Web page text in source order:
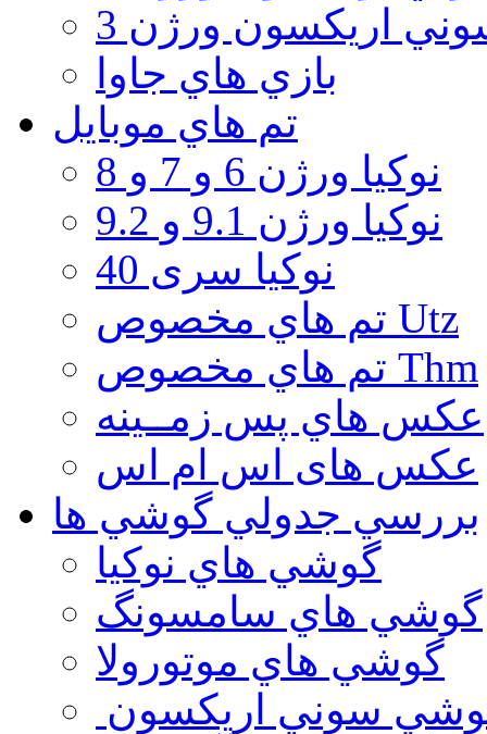
اريكسون ورژن 3
بازي هاي جاوا
تم هاي موبايل
نوكيا ورژن 6 و 7 و 8
نوكيا ورژن 9.1 و 9.2
نوکیا سری 40
تم هاي مخصوص Utz
تم هاي مخصوص Thm
عكس هاي پس زمــينه
عكس های اس ام اس
بررسي جدولي گوشي ها
گوشي هاي نوكيا
گوشي هاي سامسونگ
گوشي هاي موتورولا
سوني اريكسون